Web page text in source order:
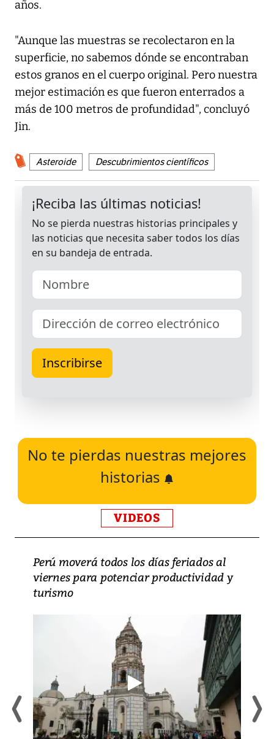
años.
"Aunque las muestras se recolectaron en la
superficie, no sabemos dónde se encontraban
estos granos en el cuerpo original. Pero nuestra
mejor estimación es que fueron enterrados a
más de 100 metros de profundidad", concluyó
Jin.
Asteroide Descubrimientos científicos
No te pierdas nuestras mejores
historias
VIDEOS
Perú moverá todos los días feriados al
viernes para potenciar productividad y
turismo